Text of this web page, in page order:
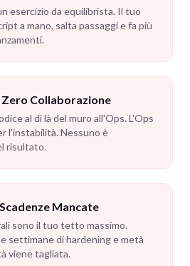
esercizio da equilibrista. Il tuo
a mano, salta passaggi e fa più
Zero Collaborazione
al di là del muro all'Ops. L'Ops
l'instabilità. Nessuno è
risultato.
Mancate
sono il tuo tetto massimo.
settimane di hardening e metà
viene tagliata.